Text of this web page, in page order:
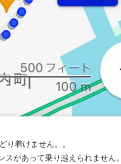
着けません。。
があって乗り越えられません